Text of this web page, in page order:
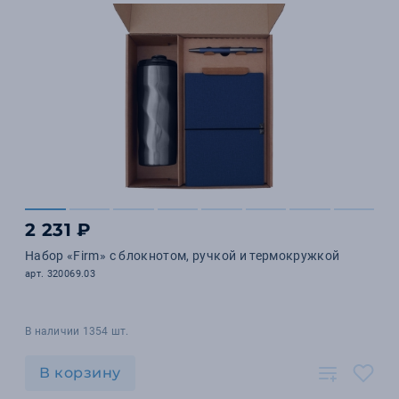
2 231 ₽
Набор «Firm» с блокнотом, ручкой и термокружкой
арт. 320069.03
В наличии 1354 шт.
В корзину